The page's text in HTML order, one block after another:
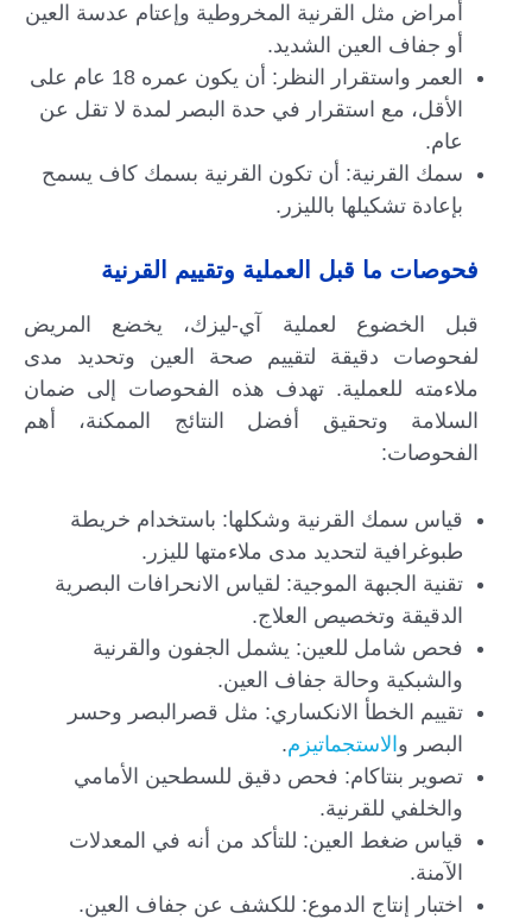
أمراض مثل القرنية المخروطية وإعتام عدسة العين
أو جفاف العين الشديد.
العمر واستقرار النظر: أن يكون عمره 18 عام على
الأقل، مع استقرار في حدة البصر لمدة لا تقل عن
عام.
سمك القرنية: أن تكون القرنية بسمك كاف يسمح
بإعادة تشكيلها بالليزر.
فحوصات ما قبل العملية وتقييم القرنية
قبل الخضوع لعملية آي-ليزك، يخضع المريض
لفحوصات دقيقة لتقييم صحة العين وتحديد مدى
ملاءمته للعملية. تهدف هذه الفحوصات إلى ضمان
السلامة وتحقيق أفضل النتائج الممكنة، أهم
الفحوصات:
قياس سمك القرنية وشكلها: باستخدام خريطة
طبوغرافية لتحديد مدى ملاءمتها لليزر.
تقنية الجبهة الموجية: لقياس الانحرافات البصرية
الدقيقة وتخصيص العلاج.
فحص شامل للعين: يشمل الجفون والقرنية
والشبكية وحالة جفاف العين.
تقييم الخطأ الانكساري: مثل قصرالبصر وحسر
البصر و الاستجماتيزم.
تصوير بنتاكام: فحص دقيق للسطحين الأمامي
والخلفي للقرنية.
قياس ضغط العين: للتأكد من أنه في المعدلات
الآمنة.
اختبار إنتاج الدموع: للكشف عن جفاف العين.